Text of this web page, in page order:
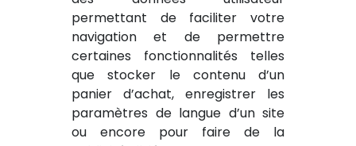
permettant de faciliter votre
navigation et de permettre
certaines fonctionnalités telles
que stocker le contenu d’un
panier d’achat, enregistrer les
paramètres de langue d’un site
ou encore pour faire de la